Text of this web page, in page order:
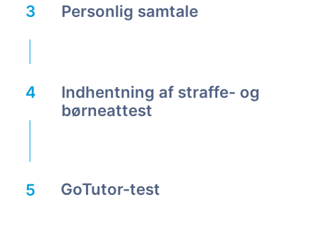
Personlig samtale
Indhentning af straffe- og
børneattest
GoTutor-test